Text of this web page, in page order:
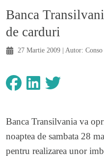
Banca
de carduri
27 Martie 2009 | Autor: Conso
Banca Transilvania va
noaptea de sambata 28
pentru realizarea unor